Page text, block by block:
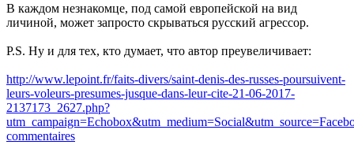
В каждом незнакомце, под самой европейской на вид
личиной, может запросто скрываться русский агрессор.
P.S. Ну и для тех, кто думает, что автор преувеличивает:
http://www.lepoint.fr/faits-divers/saint-denis-des-russes-poursuivent-
leurs-voleurs-presumes-jusque-dans-leur-cite-21-06-2017-
2137173_2627.php?
commentaires